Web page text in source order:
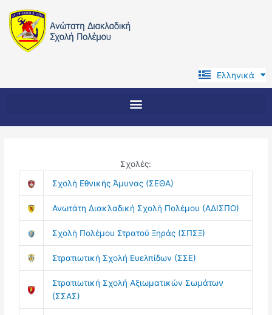
στο
περιεχόμενο
Ελληνικά
English
Σχολές:
Σχολή Εθνικής Άμυνας (ΣΕΘΑ)
Ανωτάτη Διακλαδική Σχολή Πολέμου (ΑΔΙΣΠΟ)
Σχολή Πολέμου Στρατού Ξηράς (ΣΠΣΞ)
Στρατιωτική Σχολή Ευελπίδων (ΣΣΕ)
Στρατιωτική Σχολή Αξιωματικών Σωμάτων
(ΣΣΑΣ)